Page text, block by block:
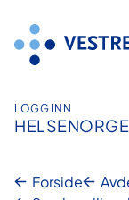
innhold
LOGG INN
HELSENORGE
Forside